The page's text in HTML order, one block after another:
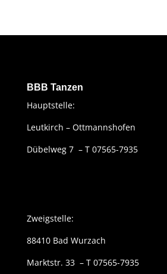
BBB Tanzen
Hauptstelle:
Leutkirch – Ottmannshofen
Dübelweg 7 – T 07565-7935
Zweigstelle:
88410 Bad Wurzach
Marktstr. 33 – T 07565-7935